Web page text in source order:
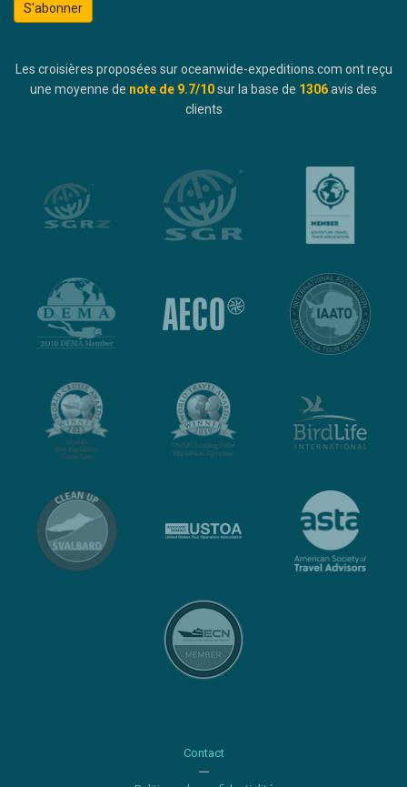
S'abonner
Les croisières proposées sur oceanwide-expeditions.com ont reçu
une moyenne de note de 9.7/10sur la base de 1306avis des
clients
Contact